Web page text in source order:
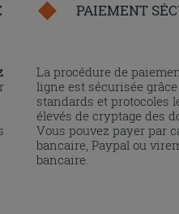
PAIEMENT
La procédure de
ligne est sécurisée
standards et protocoles
élevés de cryptage des
Vous pouvez payer par
bancaire, Paypal ou
bancaire.